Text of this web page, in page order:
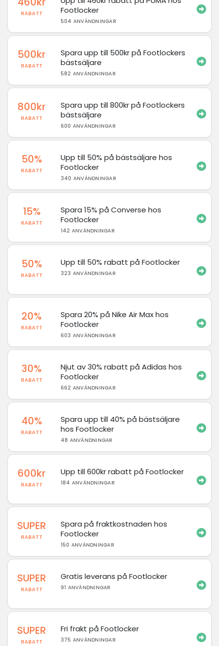
RABATT
Footlocker
504 ANVÄNDNINGAR
500kr
RABATT
Spara upp till 500kr på Footlockers
bästsäljare
582 ANVÄNDNINGAR
800kr
RABATT
Spara upp till 800kr på Footlockers
bästsäljare
600 ANVÄNDNINGAR
50%
RABATT
Upp till 50% på bästsäljare hos
Footlocker
340 ANVÄNDNINGAR
15%
RABATT
Spara 15% på Converse hos
Footlocker
142 ANVÄNDNINGAR
50%
RABATT
Upp till 50% rabatt på Footlocker
323 ANVÄNDNINGAR
20%
RABATT
Spara 20% på Nike Air Max hos
Footlocker
603 ANVÄNDNINGAR
30%
RABATT
Njut av 30% rabatt på Adidas hos
Footlocker
662 ANVÄNDNINGAR
40%
RABATT
Spara upp till 40% på bästsäljare
hos Footlocker
48 ANVÄNDNINGAR
600kr
RABATT
Upp till 600kr rabatt på Footlocker
184 ANVÄNDNINGAR
SUPER
RABATT
Spara på fraktkostnaden hos
Footlocker
150 ANVÄNDNINGAR
SUPER
RABATT
Gratis leverans på Footlocker
91 ANVÄNDNINGAR
SUPER
RABATT
Fri frakt på Footlocker
375 ANVÄNDNINGAR